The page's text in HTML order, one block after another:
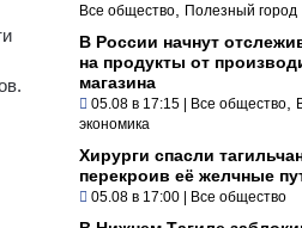
Все общество Полезный город
В России начнут
на продукты от
магазина
05.08 в 17:15 | Все общество
экономика
Хирурги спасли
перекроив её желчные
05.08 в 17:00 | Все общество